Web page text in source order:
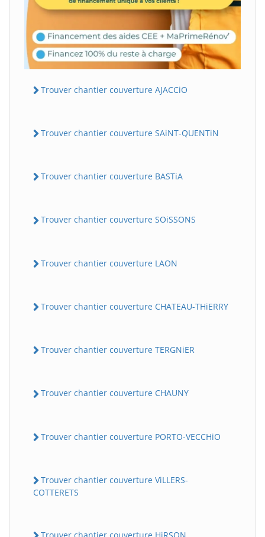
Trouver chantier couverture AJACCiO
Trouver chantier couverture SAiNT-QUENTiN
Trouver chantier couverture BASTiA
Trouver chantier couverture SOiSSONS
Trouver chantier couverture LAON
Trouver chantier couverture CHATEAU-THiERRY
Trouver chantier couverture TERGNiER
Trouver chantier couverture CHAUNY
Trouver chantier couverture PORTO-VECCHiO
Trouver chantier couverture ViLLERS-
COTTERETS